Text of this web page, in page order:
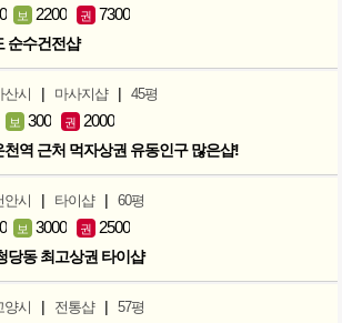
보 2200 권 7300
순수건전샵
시 | 마사지샵 | 45평
보 300 권 2000
천역 근처 먹자상권 유동인구 많은샵!
시 | 타이샵 | 60평
보 3000 권 2500
당동 최고상권 타이샵
시 | 전통샵 | 57평